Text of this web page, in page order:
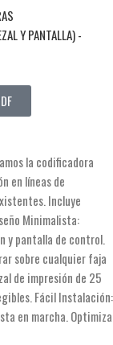
la codificadora
en líneas de
Incluye
Minimalista:
y pantalla de control.
sobre cualquier faja
de impresión de 25
Fácil Instalación:
en marcha. Optimiza